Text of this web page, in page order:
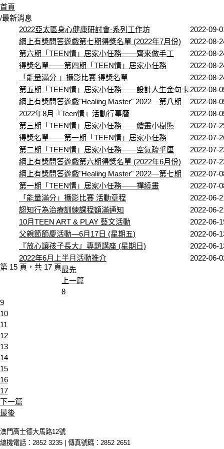
首頁
/最新消息
2022亞太區身心健康研討會-系列工作坊
2022-09-
網上有獎問答遊戲第七期得獎名單 (2022年7月份)
2022-08-
第六期「TEEN情」居家小任務——齊來做手工
2022-08-
得獎名單——第四期「TEEN情」居家小任務
2022-08-
「能量滿分 」攝影比賽 得獎名單
2022-08-
第五期「TEEN情」居家小任務——設計人生金句卡2022-08-
網上有獎問答遊戲"Healing Master" 2022—第八期
2022-08-
2022年8月『Teen情』活動行事曆
2022-08-
第三期「TEEN情」居家小任務——繪畫小樹熊
2022-07-
得獎名單——第一期「TEEN情」居家小任務
2022-07-
第二期「TEEN情」居家小任務——空氣疏乎厘
2022-07-
網上有獎問答遊戲第六期得獎名單 (2022年6月份)
2022-07-
網上有獎問答遊戲"Healing Master" 2022—第七期
2022-07-
第一期「TEEN情」居家小任務——禪繞畫
2022-07-
「能量滿分」攝影比賽 活動章程
2022-06-
認知行為治療訓練課程額滿通知
2022-06-
10月TEEN ART & PLAY 藝文活動
2022-06-
父親節節慶活動—6月17日 (星期五)
2022-06-
『放心讓孩子長大』專題講座 (星期日)
2022-06-
2022年6月上半月活動推介
2022-06-
第 15 頁，共 17 頁最先
上一篇
8
9
10
11
12
13
14
15
16
17
下一篇
最後
澳門高士德大馬路12號
總機電話：2852 3235 | 傳真號碼：2852 2651